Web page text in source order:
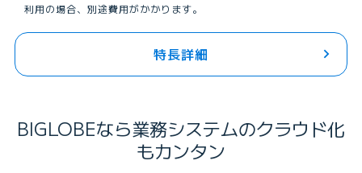
利用の場合、別途費用がかかります。
特長詳細
BIGLOBEなら業務システムのクラウド化
もカンタン